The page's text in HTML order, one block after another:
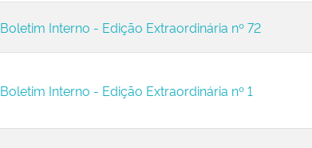
Boletim Interno - Edição Extraordinária nº 72
Boletim Interno - Edição Extraordinária nº 1